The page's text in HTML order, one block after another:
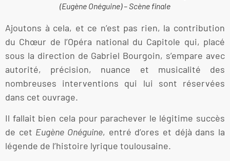
(Eugène Onéguine) – Scène finale
Ajoutons à cela, et ce n’est pas rien, la contribution
du Chœur de l’Opéra national du Capitole qui, placé
sous la direction de Gabriel Bourgoin, s’empare avec
autorité, précision, nuance et musicalité des
nombreuses interventions qui lui sont réservées
dans cet ouvrage.
Il fallait bien cela pour parachever le légitime succès
de cet Eugène Onéguine, entré d’ores et déjà dans la
légende de l’histoire lyrique toulousaine.